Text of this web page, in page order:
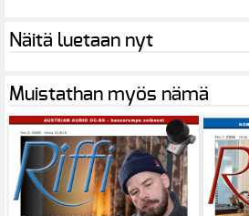
Näitä luetaan nyt
Muistathan myös nämä